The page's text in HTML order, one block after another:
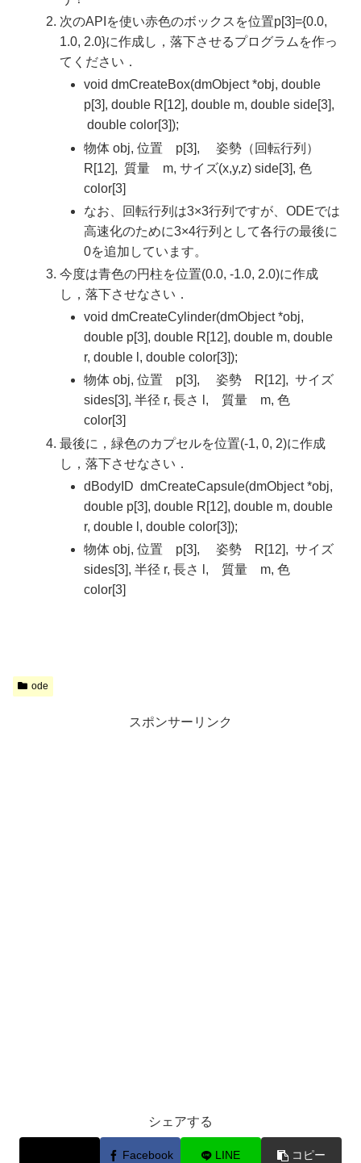
次のAPIを使い赤色のボックスを位置p[3]={0.0,
1.0, 2.0}に作成し，落下させるプログラムを作っ
てください．
void dmCreateBox(dmObject *obj, double
p[3], double R[12], double m, double side[3],
double color[3]);
物体 obj, 位置 p[3], 姿勢（回転行列）
R[12], 質量 m, サイズ(x,y,z) side[3], 色
color[3]
なお、回転行列は3×3行列ですが、ODEでは
高速化のために3×4行列として各行の最後に
0を追加しています。
今度は青色の円柱を位置(0.0, -1.0, 2.0)に作成
し，落下させなさい．
void dmCreateCylinder(dmObject *obj,
double p[3], double R[12], double m, double
r, double l, double color[3]);
物体 obj, 位置 p[3], 姿勢 R[12], サイズ
sides[3], 半径 r, 長さ l, 質量 m, 色
color[3]
最後に，緑色のカプセルを位置(-1, 0, 2)に作成
し，落下させなさい．
dBodyID dmCreateCapsule(dmObject *obj,
double p[3], double R[12], double m, double
r, double l, double color[3]);
物体 obj, 位置 p[3], 姿勢 R[12], サイズ
sides[3], 半径 r, 長さ l, 質量 m, 色
color[3]
ode
スポンサーリンク
シェアする
Facebook LINE コピー